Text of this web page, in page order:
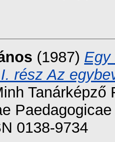
(1987) Egy
rész Az
0138-9734